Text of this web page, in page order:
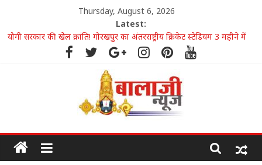
Thursday, August 6, 2026
Latest:
योगी सरकार की खेल क्रांति! गोरखपुर का अंतरराष्ट्रीय क्रिकेट स्टेडियम 3 महीने में
कांवड़ यात्रा: दिल्ली-लखनऊ हाईवे पर छह दिन रूट डायवर्जन, भारी वाहनों की एंट्री
‘PDA से लेकर राम मंदिर तक’… जनेश्वर मिश्र जयंती पर अखिलेश के भाषण के
बाद बीजेपी का तीखा पलटवार
सुनियोजित साजिश का परिणाम थी संभल हिंसा, सपा सांसद बर्क की रही बड़ी
सीएम योगी गुरुवार को घुमंतू समाज से करेंगे संवाद, विकास बोर्ड गठन के पर
जताया जाएगा आभार